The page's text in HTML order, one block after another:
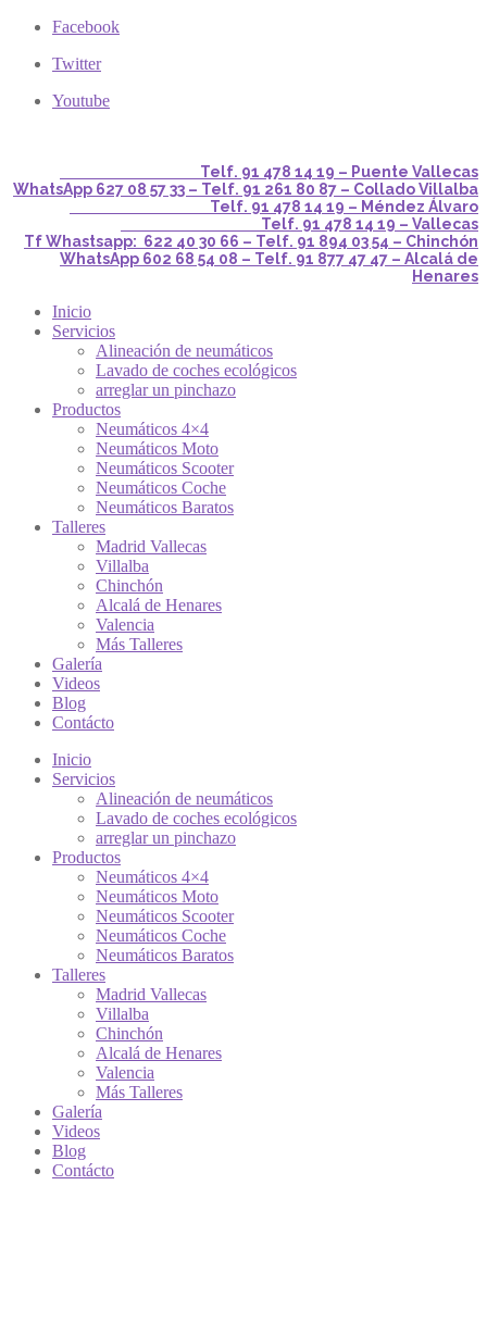
Facebook
Twitter
Youtube
Telf. 91 478 14 19 – Puente Vallecas
WhatsApp 627 08 57 33 – Telf. 91 261 80 87 – Collado Villalba
Telf. 91 478 14 19 – Méndez Álvaro
Telf. 91 478 14 19 – Vallecas
Tf Whastsapp: 622 40 30 66 – Telf. 91 894 03 54 – Chinchón
WhatsApp 602 68 54 08 – Telf. 91 877 47 47 – Alcalá de
Henares
Inicio
Servicios
Alineación de neumáticos
Lavado de coches ecológicos
arreglar un pinchazo
Productos
Neumáticos 4×4
Neumáticos Moto
Neumáticos Scooter
Neumáticos Coche
Neumáticos Baratos
Talleres
Madrid Vallecas
Villalba
Chinchón
Alcalá de Henares
Valencia
Más Talleres
Galería
Videos
Blog
Contácto
Inicio
Servicios
Alineación de neumáticos
Lavado de coches ecológicos
arreglar un pinchazo
Productos
Neumáticos 4×4
Neumáticos Moto
Neumáticos Scooter
Neumáticos Coche
Neumáticos Baratos
Talleres
Madrid Vallecas
Villalba
Chinchón
Alcalá de Henares
Valencia
Más Talleres
Galería
Videos
Blog
Contácto